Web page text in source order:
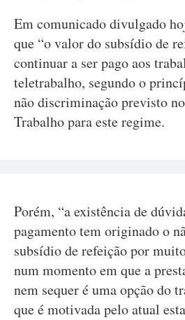
Em comunicado divulgado
que “o valor do subsídio de
continuar a ser pago aos
teletrabalho, segundo o
não discriminação previsto
Trabalho para este regime.
Porém, “a existência de
pagamento tem originado o
subsídio de refeição por
num momento em que a
nem sequer é uma opção do
que é motivada pelo atual